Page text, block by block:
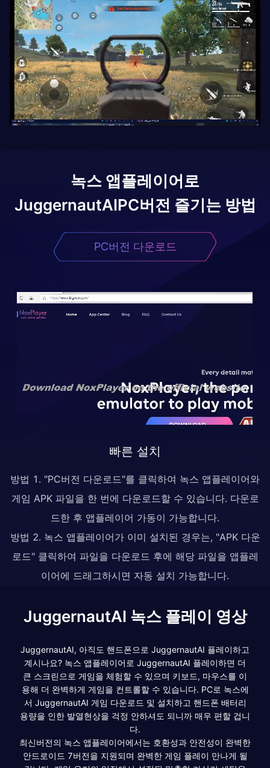
녹스 앱플레이어로
JuggernautAIPC버전 즐기는 방법
PC버전 다운로드
빠른 설치
방법 1. "PC버전 다운로드"를 클릭하여 녹스 앱플레이어와
게임 APK 파일을 한 번에 다운로드할 수 있습니다. 다운로
드한 후 앱플레이어 가동이 가능합니다.
방법 2. 녹스 앱플레이어가 이미 설치된 경우는, "APK 다운
로드" 클릭하여 파일을 다운로드 후에 해당 파일을 앱플레
이어에 드래그하시면 자동 설치 가능합니다.
JuggernautAI 녹스 플레이 영상
JuggernautAI, 아직도 핸드폰으로 JuggernautAI 플레이하고
계시나요? 녹스 앱플레이어로 JuggernautAI 플레이하면 더
큰 스크린으로 게임을 체험할 수 있으며 키보드, 마우스를 이
용해 더 완벽하게 게임을 컨트롤할 수 있습니다. PC로 녹스에
서 JuggernautAI 게임 다운로드 및 설치하고 핸드폰 배터리
용량을 인한 발열현상을 걱정 안하셔도 되니까 매우 편할 겁니
다.
최신버전의 녹스 앱플레이어에서는 호환성과 안전성이 완벽한
안드로이드 7버전을 지원되며 완벽한 게임 플레이 만나게 될